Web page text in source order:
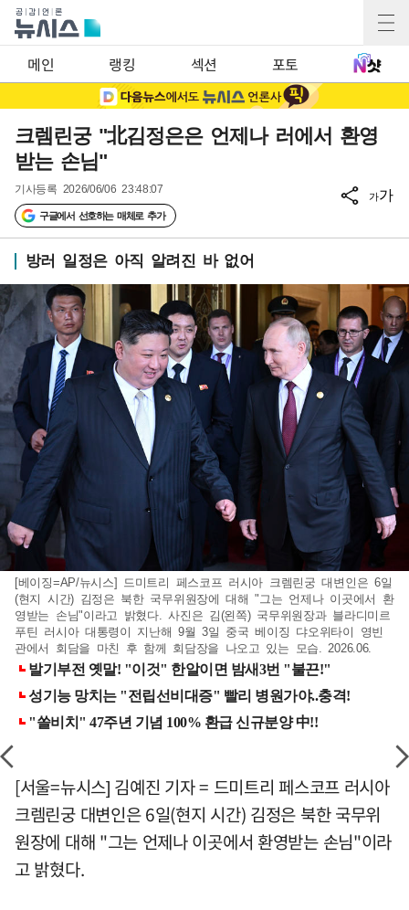
메인 랭킹 섹션 포토
크렘린궁 "北김정은은 언제나 러에서 환영
받는 손님"
기사등록 2026/06/06 23:48:07
구글에서 선호하는 매체로 추가
가가
방러 일정은 아직 알려진 바 없어
[베이징=AP/뉴시스] 드미트리 페스코프 러시아 크렘린궁 대변인은 6일
(현지 시간) 김정은 북한 국무위원장에 대해 "그는 언제나 이곳에서 환
영받는 손님"이라고 밝혔다. 사진은 김(왼쪽) 국무위원장과 블라디미르
푸틴 러시아 대통령이 지난해 9월 3일 중국 베이징 댜오위타이 영빈
관에서 회담을 마친 후 함께 회담장을 나오고 있는 모습. 2026.06.
[서울=뉴시스] 김예진 기자 = 드미트리 페스코프 러시아
크렘린궁 대변인은 6일(현지 시간) 김정은 북한 국무위
원장에 대해 "그는 언제나 이곳에서 환영받는 손님"이라
고 밝혔다.